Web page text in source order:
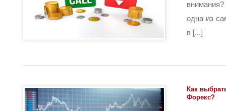
одна из
в [...]
Как
Форекс?